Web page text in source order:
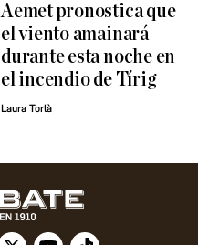
Aemet pronostica que
el viento amainará
durante esta noche en
el incendio de Tírig
Laura Torlà